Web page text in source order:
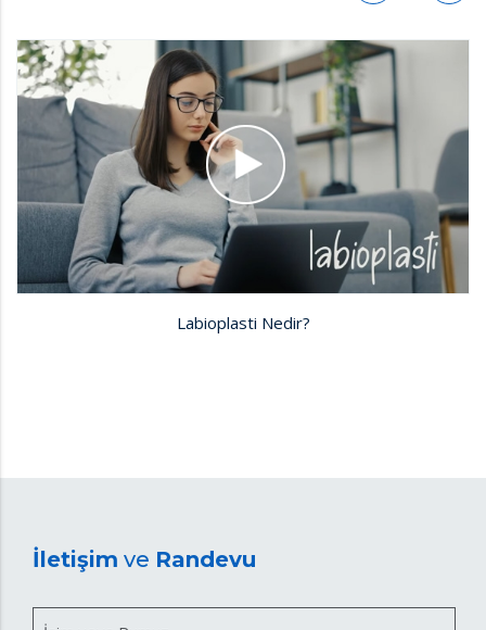
Labioplasti Nedir?
İletişim ve Randevu